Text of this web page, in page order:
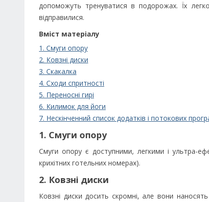
допоможуть тренуватися в подорожах. Їх
відправилися.
Вміст матеріалу
1. Смуги опору
2. Ковзні диски
3. Скакалка
4. Сходи спритності
5. Переносні гирі
6. Килимок для йоги
7. Нескінченний список додатків і потокових
1. Смуги опору
Смуги опору є доступними, легкими і ультра-
крихітних готельних номерах).
2. Ковзні диски
Ковзні диски досить скромні, але вони